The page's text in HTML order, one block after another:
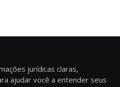
jurídicas claras,
ajudar você a entender seus